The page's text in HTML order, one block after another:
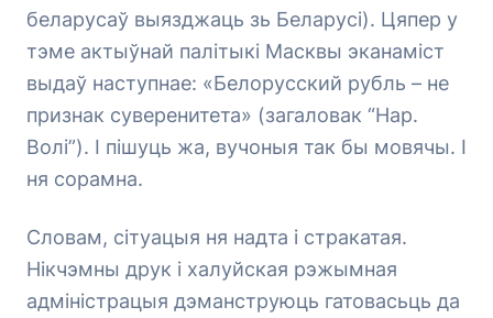
беларусаў выязджаць зь Беларусі). Цяпер у
тэме актыўнай палітыкі Масквы эканаміст
выдаў наступнае: «Белорусский рубль – не
признак суверенитета» (загаловак “Нар.
Волі”). І пішуць жа, вучоныя так бы мовячы. І
ня сорамна.
Словам, сітуацыя ня надта і стракатая.
Нікчэмны друк і халуйская рэжымная
адміністрацыя дэманструюць гатовасьць да